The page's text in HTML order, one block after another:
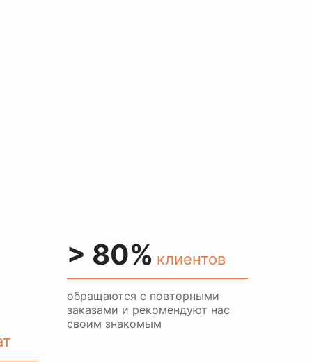
> 80%
обращаются с повторными
заказами и рекомендуют нас
своим знакомым
клиентов